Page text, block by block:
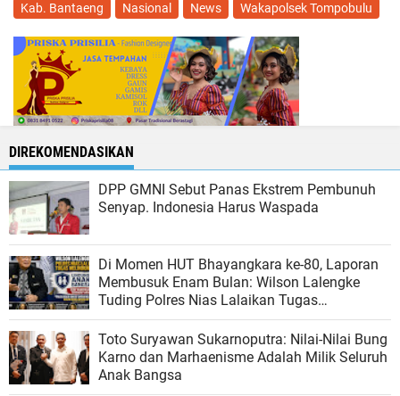
Kab. Bantaeng Nasional News Wakapolsek Tompobulu
DIREKOMENDASIKAN
DPP GMNI Sebut Panas Ekstrem Pembunuh
Senyap. Indonesia Harus Waspada
Di Momen HUT Bhayangkara ke-80, Laporan
Membusuk Enam Bulan: Wilson Lalengke
Tuding Polres Nias Lalaikan Tugas
Melindungi Rakyat
Toto Suryawan Sukarnoputra: Nilai-Nilai Bung
Karno dan Marhaenisme Adalah Milik Seluruh
Anak Bangsa